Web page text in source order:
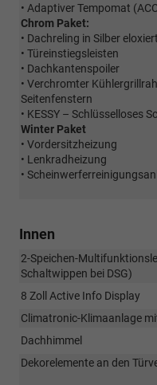
• Adaptiver Tempomat
Chrom Paket:
• Dachreling in Silber eloxiert
• Türeinstiegsleisten
• Dachkantenspoiler
• Verchromter
Seitenfenstern
• KESSY – Schlüsselloses
Winter Paket
• Vordersitzheizung
• Lenkradheizung
•
Innen
2-Speichen-
Schaltwippen bei DSG)
8 Zoll Active Info Display
Climatronic-Klimaanlage
Dachhimmel
Dekorelemente an den